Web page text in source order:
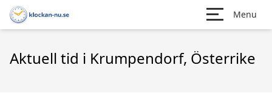
Menu
Aktuell tid i Krumpendorf, Österrike